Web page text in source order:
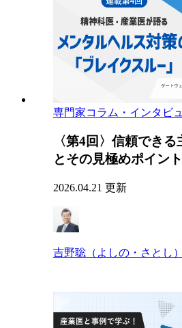
専門家コラム・インタビ
〈第4回〉信頼でき
とその見極めポイント
2026.04.21 更新
吉野聡（よしの・さとし）